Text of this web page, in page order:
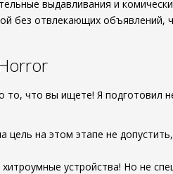
выдавливания и
без отвлекающих объявлений,
то, что вы ищете! Я подготовил
цель на этом этапе не
устройства! Но не